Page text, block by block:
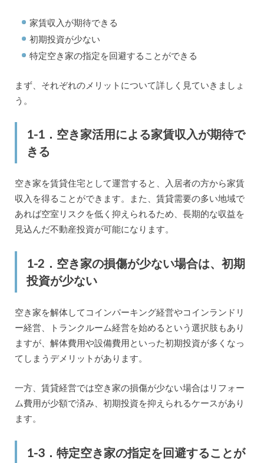
家賃収入が期待できる
初期投資が少ない
特定空き家の指定を回避することができる
まず、それぞれのメリットについて詳しく見ていきましょ
う。
1-1．空き家活用による家賃収入が期待で
きる
空き家を賃貸住宅として運営すると、入居者の方から家賃
収入を得ることができます。また、賃貸需要の多い地域で
あれば空室リスクを低く抑えられるため、長期的な収益を
見込んだ不動産投資が可能になります。
1-2．空き家の損傷が少ない場合は、初期
投資が少ない
空き家を解体してコインパーキング経営やコインランドリ
ー経営、トランクルーム経営を始めるという選択肢もあり
ますが、解体費用や設備費用といった初期投資が多くなっ
てしまうデメリットがあります。
一方、賃貸経営では空き家の損傷が少ない場合はリフォー
ム費用が少額で済み、初期投資を抑えられるケースがあり
ます。
1-3．特定空き家の指定を回避することが